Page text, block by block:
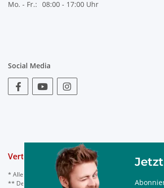
Mo. - Fr.: 08:00 - 17:00 Uhr
Social Media
Vertrag widerrufen
* Alle Preise inkl. gesetzl. Mehrwertsteuer, ggf. zzgl.
** Der Rabattcode ist nur einmal einlösbar, nicht mit